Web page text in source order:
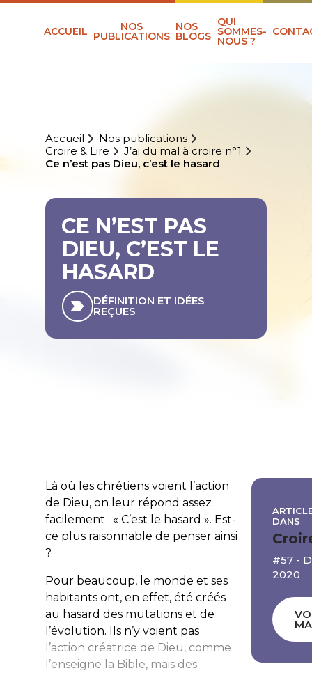
ACCUEIL NOS
PUBLICATIONS
NOS
BLOGS
QUI
SOMMES-
NOUS ?
Accueil
Nos publications
Croire & Lire
J’ai du mal à croire n°1
Ce n’est pas Dieu, c’est le hasard
CE N’EST PAS
DIEU, C’EST LE
HASARD
DÉFINITION ET IDÉES
REÇUES
Là où les chrétiens voient l’action
de Dieu, on leur répond assez
facilement : « C’est le hasard ». Est-
ce plus raisonnable de penser ainsi
?
Pour beaucoup, le monde et ses
habitants ont, en effet, été créés
au hasard des mutations et de
l’évolution. Ils n’y voient pas
l’action créatrice de Dieu, comme
l’enseigne la Bible, mais des
DANS
#57 -
2020